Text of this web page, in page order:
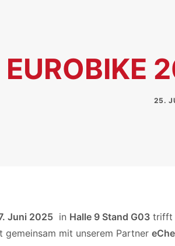
EUROBIKE
25.
Juni 2025 in Halle 9 Stand G03 trifft
gemeinsam mit unserem Partner